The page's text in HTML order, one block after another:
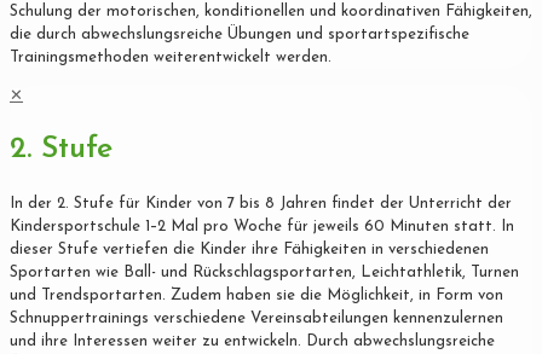
Schulung der motorischen, konditionellen und koordinativen Fähigkeiten,
die durch abwechslungsreiche Übungen und sportartspezifische
Trainingsmethoden weiterentwickelt werden.
✕
2. Stufe
In der 2. Stufe für Kinder von 7 bis 8 Jahren findet der Unterricht der
Kindersportschule 1–2 Mal pro Woche für jeweils 60 Minuten statt. In
dieser Stufe vertiefen die Kinder ihre Fähigkeiten in verschiedenen
Sportarten wie Ball- und Rückschlagsportarten, Leichtathletik, Turnen
und Trendsportarten. Zudem haben sie die Möglichkeit, in Form von
Schnuppertrainings verschiedene Vereinsabteilungen kennenzulernen
und ihre Interessen weiter zu entwickeln. Durch abwechslungsreiche